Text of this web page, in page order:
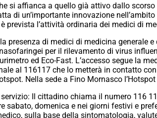
si affianca a quello già attivo dallo
di un’importante innovazione
prevista l’attività ordinaria dei medici di
la presenza di medici di medicina
per il rilevamento di virus
ed Eco-Fast. L’accesso segue la
al 116117 che lo metterà in contatto
Nella sede a Fino Mornasco
Il cittadino chiama il numero 116
sabato, domenica e nei giorni festivi e
sulla base della sintomatologia,